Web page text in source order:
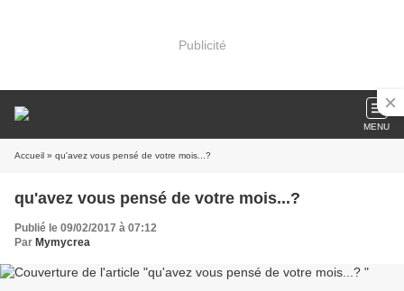
Publicité
MENU
Accueil » qu'avez vous pensé de votre mois...?
qu'avez vous pensé de votre mois...?
Publié le 09/02/2017 à 07:12
Par Mymycrea